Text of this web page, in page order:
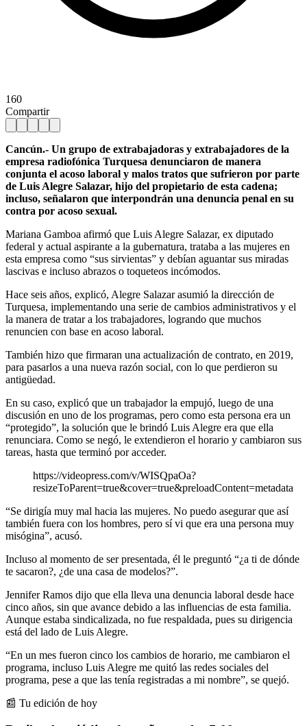
160
Compartir
Cancún.- Un grupo de extrabajadoras y extrabajadores de la
empresa radiofónica Turquesa denunciaron de manera
conjunta el acoso laboral y malos tratos que sufrieron por parte
de Luis Alegre Salazar, hijo del propietario de esta cadena;
incluso, señalaron que interpondrán una denuncia penal en su
contra por acoso sexual.
Mariana Gamboa afirmó que Luis Alegre Salazar, ex diputado
federal y actual aspirante a la gubernatura, trataba a las mujeres en
esta empresa como “sus sirvientas” y debían aguantar sus miradas
lascivas e incluso abrazos o toqueteos incómodos.
Hace seis años, explicó, Alegre Salazar asumió la dirección de
Turquesa, implementando una serie de cambios administrativos y el
la manera de tratar a los trabajadores, logrando que muchos
renuncien con base en acoso laboral.
También hizo que firmaran una actualización de contrato, en 2019,
para pasarlos a una nueva razón social, con lo que perdieron su
antigüedad.
En su caso, explicó que un trabajador la empujó, luego de una
discusión en uno de los programas, pero como esta persona era un
“protegido”, la solución que le brindó Luis Alegre era que ella
renunciara. Como se negó, le extendieron el horario y cambiaron sus
tareas, hasta que terminó por acceder.
https://videopress.com/v/WISQpaOa?
resizeToParent=true&cover=true&preloadContent=metadata
“Se dirigía muy mal hacia las mujeres. No puedo asegurar que así
también fuera con los hombres, pero sí vi que era una persona muy
misógina”, acusó.
Incluso al momento de ser presentada, él le preguntó “¿a ti de dónde
te sacaron?, ¿de una casa de modelos?”.
Jennifer Ramos dijo que ella lleva una denuncia laboral desde hace
cinco años, sin que avance debido a las influencias de esta familia.
Aunque estaba sindicalizada, no fue respaldada, pues su dirigencia
está del lado de Luis Alegre.
“En un mes fueron cinco los cambios de horario, me cambiaron el
programa, incluso Luis Alegre me quitó las redes sociales del
programa, pese a que las tenía registradas a mi nombre”, se quejó.
📰 Tu edición de hoy